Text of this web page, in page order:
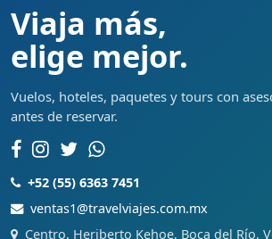
Viaja más,
elige mejor.
Vuelos, hoteles, paquetes y tours con
antes de reservar.
+52 (55) 6363 7451
ventas1@travelviajes.com.mx
Centro, Heriberto Kehoe, Boca del Río,